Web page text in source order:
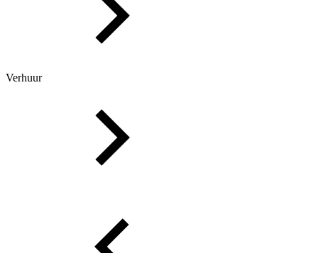
Verhuur